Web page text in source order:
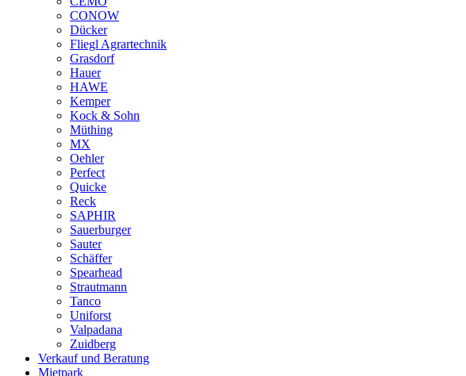
CONOW
Dücker
Fliegl Agrartechnik
Grasdorf
Hauer
HAWE
Kemper
Kock & Sohn
Müthing
MX
Oehler
Perfect
Quicke
Reck
SAPHIR
Sauerburger
Sauter
Schäffer
Spearhead
Strautmann
Tanco
Uniforst
Valpadana
Zuidberg
Verkauf und Beratung
Mietpark